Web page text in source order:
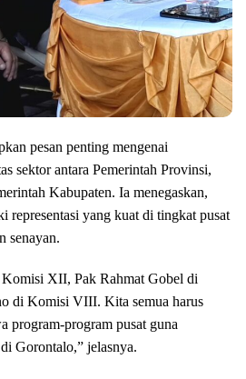
pesan penting mengenai
sektor antara Pemerintah Provinsi,
Kabupaten. Ia menegaskan,
representasi yang kuat di tingkat pusat
senayan.
Komisi XII, Pak Rahmat Gobel di
di Komisi VIII. Kita semua harus
program-program pusat guna
Gorontalo,” jelasnya.